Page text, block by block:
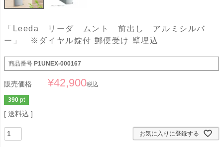
「Leeda リーダ ムント 前出し アルミシルバ
ー」 ※ダイヤル錠付 郵便受け 壁埋込
商品番号 P1UNEX-000167
販売価格 ¥42,900税込
390 pt
送料込
お気に入りに登録する